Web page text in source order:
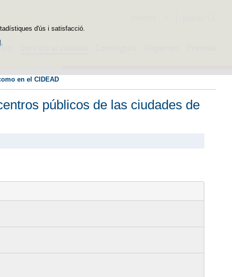
d'ús i satisfacció.
en el CIDEAD
públicos de las ciudades de